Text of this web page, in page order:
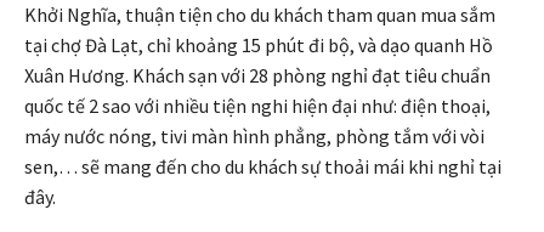
Khởi Nghĩa, thuận tiện cho du khách tham quan mua sắm
tại chợ Đà Lạt, chỉ khoảng 15 phút đi bộ, và dạo quanh Hồ
Xuân Hương. Khách sạn với 28 phòng nghỉ đạt tiêu chuẩn
quốc tế 2 sao với nhiều tiện nghi hiện đại như: điện thoại,
máy nước nóng, tivi màn hình phẳng, phòng tắm với vòi
sen,… sẽ mang đến cho du khách sự thoải mái khi nghỉ tại
đây.